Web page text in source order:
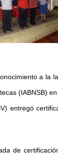
a la
(IABNSB)
entregó
de